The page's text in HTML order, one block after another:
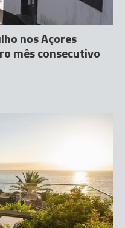
nos Açores
mês consecutivo